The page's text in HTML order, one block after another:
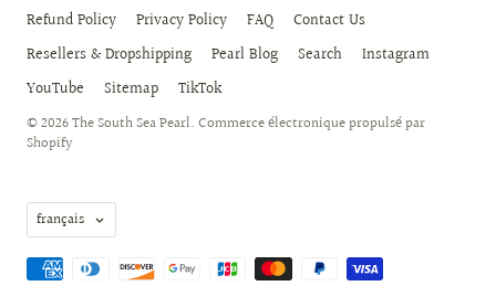
Refund Policy
Privacy Policy FAQ
Contact Us
Resellers & Dropshipping
Pearl Blog Search
Instagram
YouTube
Sitemap TikTok
© 2026The South Sea Pearl. Commerce électronique propulsé par
Shopify
Langue
français